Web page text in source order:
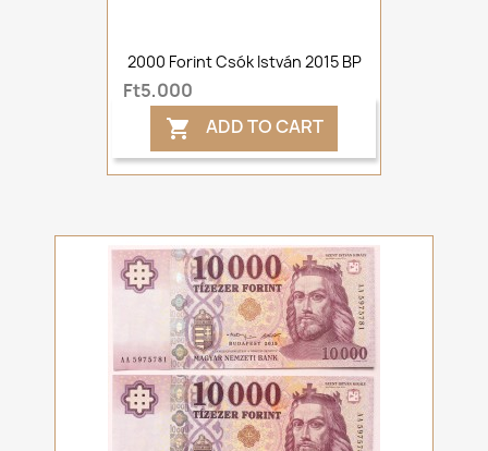
2000 Forint Csók István 2015 BP
Ft5,000
 ADD TO CART